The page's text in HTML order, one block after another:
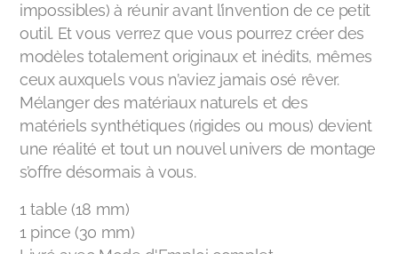
impossibles) à réunir avant l’invention de ce petit
outil. Et vous verrez que vous pourrez créer des
modèles totalement originaux et inédits, mêmes
ceux auxquels vous n’aviez jamais osé rêver.
Mélanger des matériaux naturels et des
matériels synthétiques (rigides ou mous) devient
une réalité et tout un nouvel univers de montage
s’offre désormais à vous.
1 table (18 mm)
1 pince (30 mm)